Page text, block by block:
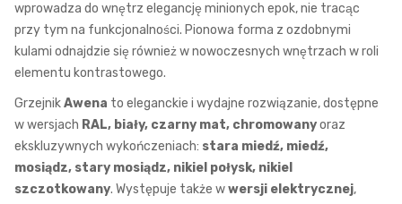
wprowadza do wnętrz elegancję minionych epok, nie tracąc
przy tym na funkcjonalności. Pionowa forma z ozdobnymi
kulami odnajdzie się również w nowoczesnych wnętrzach w roli
elementu kontrastowego.
GrzejnikAwena to eleganckie i wydajne rozwiązanie, dostępne
w wersjach RAL, biały, czarny mat, chromowanyoraz
ekskluzywnych wykończeniach: stara miedź, miedź,
mosiądz, stary mosiądz, nikiel połysk, nikiel
szczotkowany. Występuje także wwersji elektrycznej,